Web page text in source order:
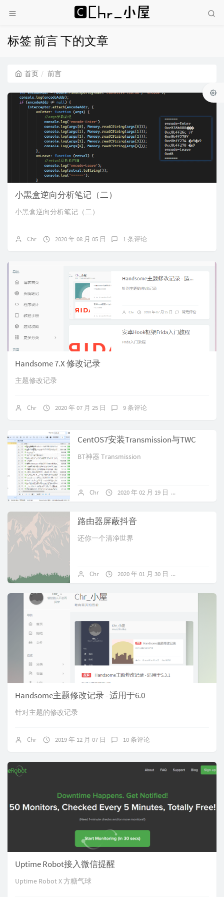
标签 前言 下的文章
首页 前言
小黑盒逆向分析笔记（二）
小黑盒逆向分析笔记（二）
Chr 2020 年 08 月 05 日 1 条评论
Handsome 7.X 修改记录
主题修改记录
Chr 2020 年 07 月 25 日 9 条评论
CentOS7安装Transmission与TWC
BT神器 Transmission
Chr 2020 年 02 月 19 日
路由器屏蔽抖音
还你一个清净世界
Chr 2020 年 01 月 30 日
Handsome主题修改记录 - 适用于6.0
针对主题的修改记录
Chr 2019 年 12 月 07 日 10 条评论
Uptime Robot接入微信提醒
Uptime Robot X 方糖气球